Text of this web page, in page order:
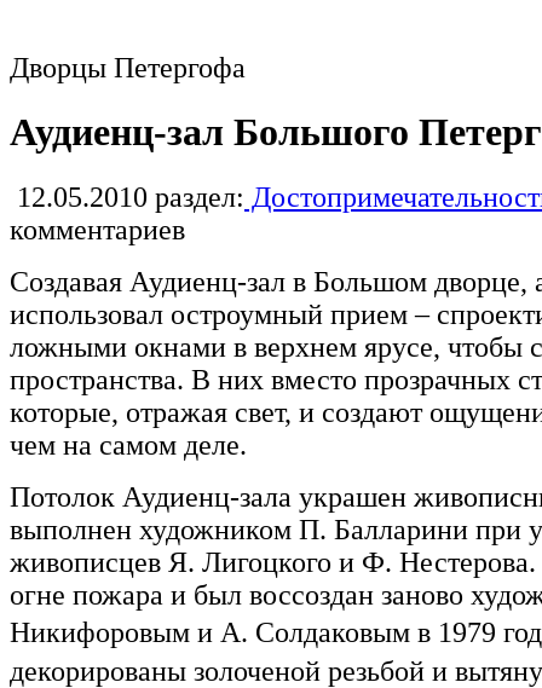
Дворцы Петергофа
Аудиенц-зал Большого
12.05.2010 раздел:
комментариев
Создавая Аудиенц-зал в Большом дворце,
использовал остроумный прием –
ложными окнами в верхнем ярусе, чтобы
пространства. В них вместо прозрачных
которые, отражая свет, и создают
чем на самом деле.
Потолок Аудиенц-зала украшен
выполнен художником П. Балларини при
живописцев Я. Лигоцкого и Ф.
огне пожара и был воссоздан заново
Никифоровым и А. Солдаковым в 1979
декорированы золоченой резьбой и